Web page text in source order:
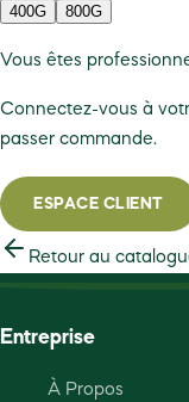
400G 800G
Vous êtes
Connectez-vous à
passer commande.
ESPACE CLIENT
Retour au
Entreprise
À Propos